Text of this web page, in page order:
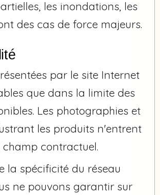
les inondations, les
des cas de force majeurs.
par le site Internet
que dans la limite des
Les photographies et
les produits n'entrent
contractuel.
la spécificité du réseau
ne pouvons garantir sur